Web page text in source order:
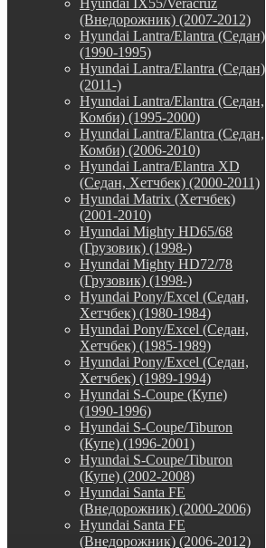
(Внедорожник) (2007-2012)
Hyundai Lantra/Elantra (Седан)
(1990-1995)
Hyundai Lantra/Elantra (Седан)
(2011-)
Hyundai Lantra/Elantra (Седан,
Комби) (1995-2000)
Hyundai Lantra/Elantra (Седан,
Комби) (2006-2010)
Hyundai Lantra/Elantra XD
(Седан, Хетчбек) (2000-2011)
Hyundai Matrix (Хетчбек)
(2001-2010)
Hyundai Mighty HD65/68
(Грузовик) (1998-)
Hyundai Mighty HD72/78
(Грузовик) (1998-)
Hyundai Pony/Excel (Седан,
Хетчбек) (1980-1984)
Hyundai Pony/Excel (Седан,
Хетчбек) (1985-1989)
Hyundai Pony/Excel (Седан,
Хетчбек) (1989-1994)
Hyundai S-Coupe (Купе)
(1990-1996)
Hyundai S-Coupe/Tiburon
(Купе) (1996-2001)
Hyundai S-Coupe/Tiburon
(Купе) (2002-2008)
Hyundai Santa FE
(Внедорожник) (2000-2006)
Hyundai Santa FE
(Внедорожник) (2006-2012)